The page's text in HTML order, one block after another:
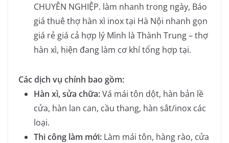
CHUYÊN NGHIỆP. làm nhanh trong ngày, Báo
giá thuê thợ hàn xì inox tại Hà Nội nhanh gọn
giá rẻ giá cả hợp lý Mình là Thành Trung – thợ
hàn xì, hiện đang làm cơ khí tổng hợp tại.
Các dịch vụ chính bao gồm:
Hàn xì, sửa chữa:Vá mái tôn dột, hàn bản lề
cửa, hàn lan can, cầu thang, hàn sắt/inox các
loại.
Thi công làm mới: Làm mái tôn, hàng rào, cửa